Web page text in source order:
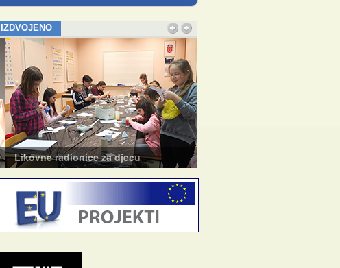
IZDVOJENO
Likovne radionice za djecu